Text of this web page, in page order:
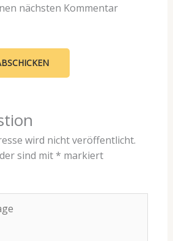
nächsten Kommentar
wird nicht veröffentlicht.
sind mit * markiert